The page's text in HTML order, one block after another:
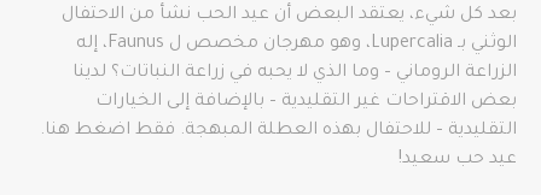
بعد كل شيء، يعتقد البعض أن عيد الحب نشأ من الاحتفال
الوثني بـ Lupercalia، وهو مهرجان مخصص ل Faunus، إله
الزراعة الروماني – وما الذي لا يحبه في زراعة النباتات؟ لدينا
بعض الاقتراحات غير التقليدية – بالإضافة إلى الخيارات
التقليدية – للاحتفال بهذه العطلة المبهجة. فقط اضغط هنا.
عيد حب سعيد!